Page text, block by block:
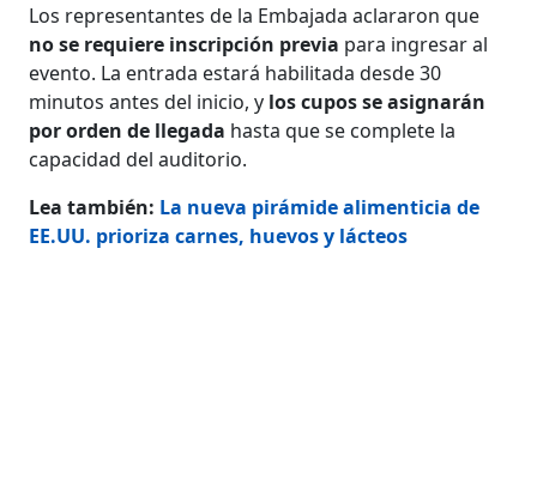
Los representantes de la Embajada aclararon que
no se requiere inscripción previa para ingresar al
evento. La entrada estará habilitada desde 30
minutos antes del inicio, y los cupos se asignarán
por orden de llegada hasta que se complete la
capacidad del auditorio.
Lea también: La nueva pirámide alimenticia de
EE.UU. prioriza carnes, huevos y lácteos